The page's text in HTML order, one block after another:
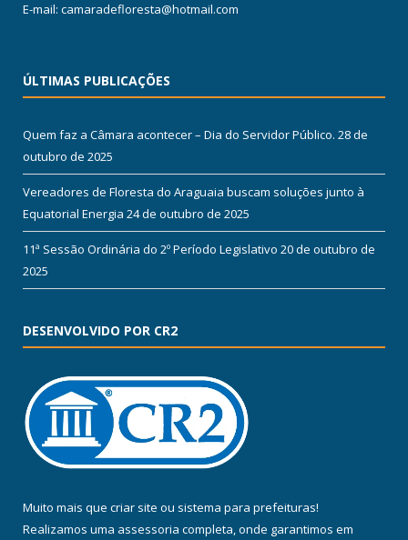
E-mail: camaradefloresta@hotmail.com
ÚLTIMAS PUBLICAÇÕES
Quem faz a Câmara acontecer – Dia do Servidor Público. 28 de
outubro de 2025
Vereadores de Floresta do Araguaia buscam soluções junto à
Equatorial Energia 24 de outubro de 2025
11ª Sessão Ordinária do 2º Período Legislativo 20 de outubro de
2025
DESENVOLVIDO POR CR2
Muito mais que criar site ou sistema para prefeituras!
Realizamos uma assessoria completa, onde garantimos em